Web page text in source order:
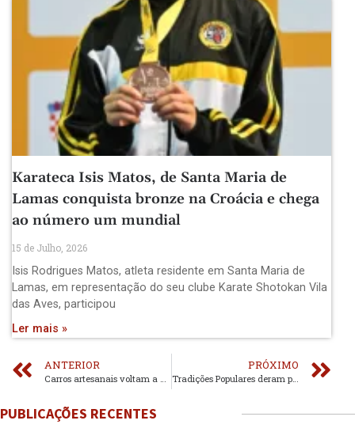
Karateca Isis Matos, de Santa Maria de
Lamas conquista bronze na Croácia e chega
ao número um mundial
15 de Julho, 2026
Isis Rodrigues Matos, atleta residente em Santa Maria de
Lamas, em representação do seu clube Karate Shotokan Vila
das Aves, participou
Ler mais »
ANTERIOR
Carros artesanais voltam a descer a Malápia nas Festas Sanjoaninas
PRÓXIMO
Tradições Populares deram palco ao folclore na Feira
PUBLICAÇÕES RECENTES